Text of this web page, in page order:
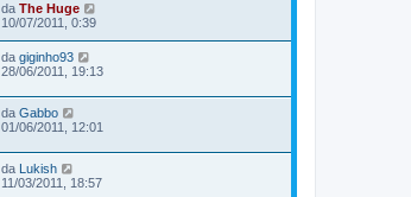
da The Huge
10/07/2011, 0:39
da giginho93
28/06/2011, 19:13
da Gabbo
01/06/2011, 12:01
da Lukish
11/03/2011, 18:57